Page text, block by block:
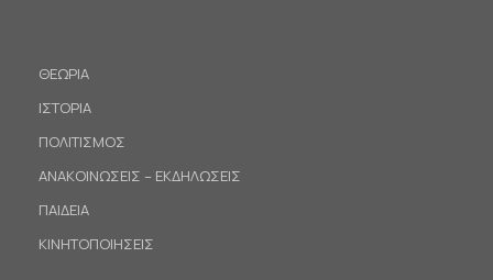
ΘΕΩΡΙΑ
ΙΣΤΟΡΙΑ
ΠΟΛΙΤΙΣΜΟΣ
ΑΝΑΚΟΙΝΩΣΕΙΣ – ΕΚΔΗΛΩΣΕΙΣ
ΠΑΙΔΕΙΑ
ΚΙΝΗΤΟΠΟΙΗΣΕΙΣ